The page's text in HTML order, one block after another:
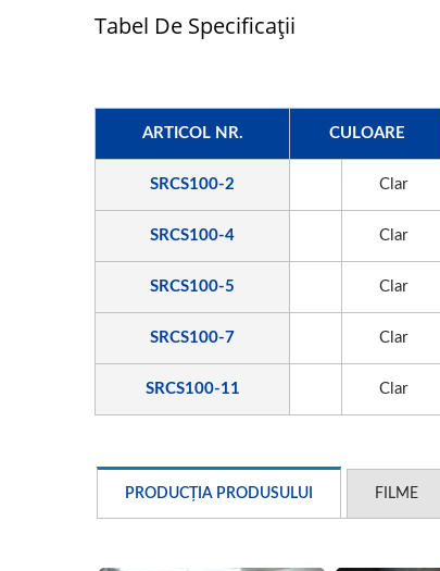
Tabel De Specificații
ARTICOL NR. CULOARE
SRCS100-2 Clar
SRCS100-4 Clar
SRCS100-5 Clar
SRCS100-7 Clar
SRCS100-11 Clar
PRODUCȚIA PRODUSULUI FILME